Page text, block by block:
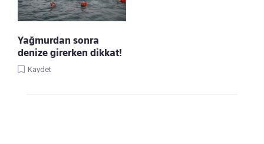
Yağmurdan sonra
denize girerken dikkat!
Kaydet